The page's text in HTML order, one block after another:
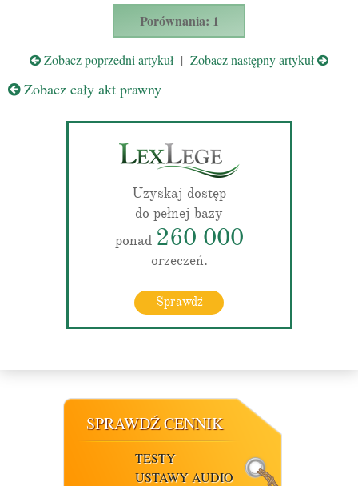
Porównania: 1
Zobacz poprzedni artykuł | Zobacz następny artykuł
Zobacz cały akt prawny
Uzyskaj dostęp
do pełnej bazy
ponad 260 000
orzeczeń.
Sprawdź
SPRAWDŹ CENNIK
TESTY
USTAWY AUDIO